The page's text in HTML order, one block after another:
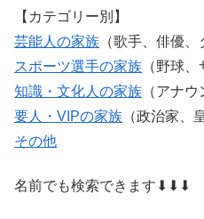
【カテゴリー別】
芸能人の家族 （歌手、俳優、
スポーツ選手の家族 （野球
知識・文化人の家族 （アナ
要人・VIPの家族 （政治家、
その他
名前でも検索できます⬇⬇⬇